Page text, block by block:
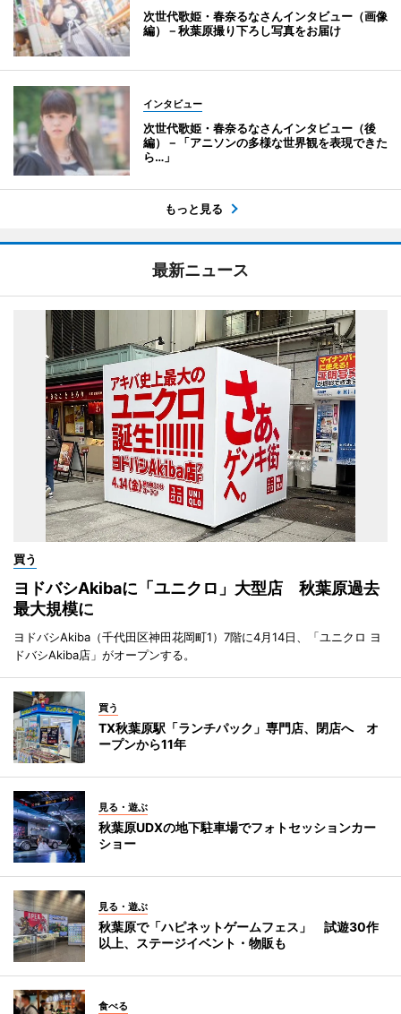
次世代歌姫・春奈るなさんインタビュー（画像
編）－秋葉原撮り下ろし写真をお届け
インタビュー
次世代歌姫・春奈るなさんインタビュー（後
編）－「アニソンの多様な世界観を表現できた
ら…」
もっと見る
最新ニュース
買う
ヨドバシAkibaに「ユニクロ」大型店 秋葉原過去
最大規模に
ヨドバシAkiba（千代田区神田花岡町1）7階に4月14日、「ユニクロ ヨ
ドバシAkiba店」がオープンする。
買う
TX秋葉原駅「ランチパック」専門店、閉店へ オ
ープンから11年
見る・遊ぶ
秋葉原UDXの地下駐車場でフォトセッションカー
ショー
見る・遊ぶ
秋葉原で「ハピネットゲームフェス」 試遊30作
以上、ステージイベント・物販も
食べる